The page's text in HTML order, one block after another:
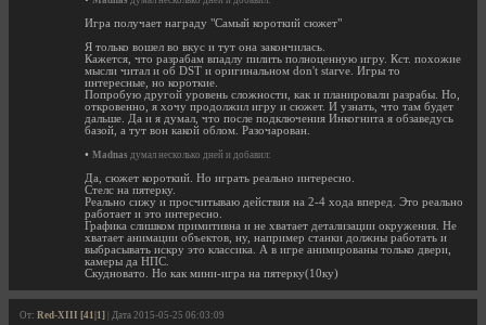
Игра получает награду "Самый короткий сюжет"
Я только вошел во вкус и тут она закончилась.
Кажется, что разрабам впадлу пилить полноценную игру. Кст. похожие
мысли читал и об DST и оригинальном don't starve. Игры то
интересные, но короткие.
Попробую другой уровень сложности, как и планировали разрабы. Но,
откровенно, я хочу продолжил игру и сюжет. И узнать, что там будет
дальше. Да и я думал, что после подключения Инкогнита я обзаведусь
базой, а тут вон какой облом. Разочарован.
• Madnas думал несколько дней и добавил:
Да, сюжет короткий. Но играть реально интересно.
Стелс на пятерку.
Реально сижу и просчитываю действия на 2-4 хода вперед. Это реально
работает и это интересно.
Графика слишком примитивна и не хватает детализации окружения. Не
хватает анимации объектов, ну, например станки должны работать и
выбрасывать искру это классика. А в игре анимированы только двери,
камеры да НПС.
Скудновато. Но как мини-игра на пятерку(10ку)
От: Red-XIII [41|1] | Дата 2015-05-25 06:03:09